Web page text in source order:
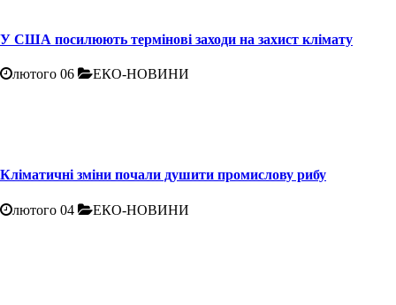
У США посилюють термінові заходи на захист клімату
лютого 06 ЕКО-НОВИНИ
Кліматичні зміни почали душити промислову рибу
лютого 04 ЕКО-НОВИНИ